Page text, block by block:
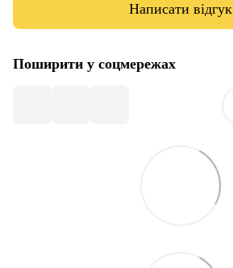
Написати відгук
Поширити у соцмережах